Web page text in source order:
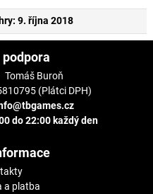
9. října 2018
Tomáš Buroň
(Plátci DPH)
do 22:00 každý den
a platba